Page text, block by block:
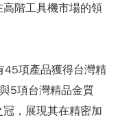
階工具機市場的領
項產品獲得台灣精
5項台灣精品金質
，展現其在精密加